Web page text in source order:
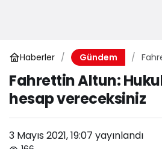
Haberler Gündem
Fahrettin Altun:
hesap vereceksiniz
3 Mayıs 2021, 19:07 yayınlandı